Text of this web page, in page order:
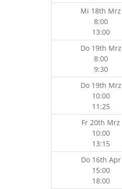
Mi 18th Mrz
8:00
13:00
Do 19th Mrz
8:00
9:30
Do 19th Mrz
10:00
11:25
Fr 20th Mrz
10:00
13:15
Do 16th Apr
15:00
18:00